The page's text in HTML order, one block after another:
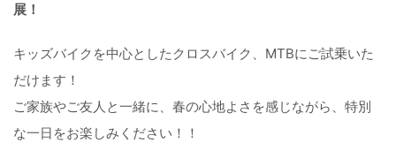
展！
キッズバイクを中心としたクロスバイク、MTBにご試乗いた
だけ ます！
ご家族やご友人と一緒に、春の心地よさを感じながら、 特別
な一日をお楽しみください！！